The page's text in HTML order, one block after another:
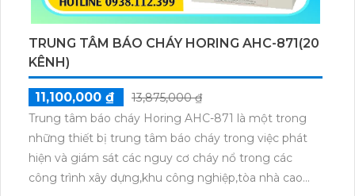
TRUNG TÂM BÁO CHÁY HORING AHC-871(20
KÊNH)
11,100,000 ₫
13,875,000 ₫
Trung tâm báo cháy Horing AHC-871 là một trong
những thiết bị trung tâm báo cháy trong việc phát
hiện và giám sát các nguy cơ cháy nổ trong các
công trình xây dựng,khu công nghiệp,tòa nhà cao